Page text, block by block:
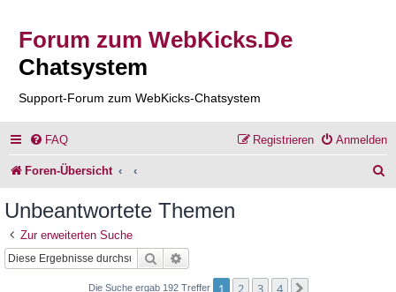
Forum zum WebKicks.De
Chatsystem
Support-Forum zum WebKicks-Chatsystem
FAQ Anmelden
Registrieren
Foren-Übersicht
Unbeantwortete Themen
Zur erweiterten Suche
Suche
Die Suche ergab 192 Treffer 1 2 3 4